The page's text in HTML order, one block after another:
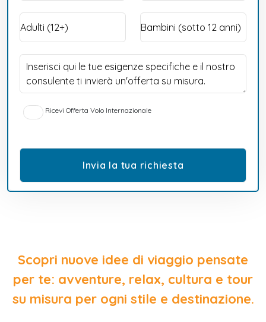
Ricevi Offerta Volo Internazionale
Scopri nuove idee di viaggio pensate
per te: avventure, relax, cultura e tour
su misura per ogni stile e destinazione.